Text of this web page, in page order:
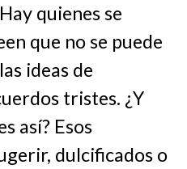
quienes se
que no se puede
ideas de
tristes. ¿Y
así? Esos
dulcificados o